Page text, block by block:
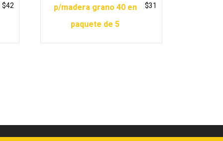
$42
p/madera grano 40 en
paquete de 5
$31